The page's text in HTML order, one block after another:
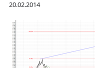
20.02.2014